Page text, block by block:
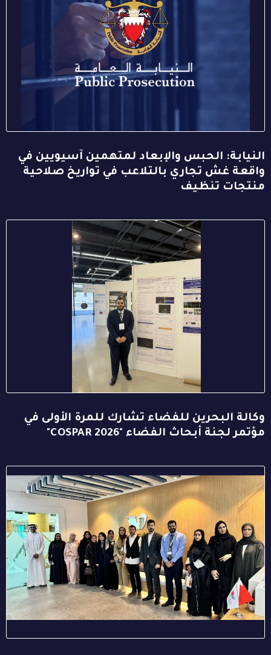
النيابة: الحبس والإبعاد لمتهمين آسيويين في
واقعة غش تجاري بالتلاعب في تواريخ صلاحية
منتجات تنظيف
وكالة البحرين للفضاء تشارك للمرة الأولى في
مؤتمر لجنة أبحاث الفضاء "COSPAR 2026"